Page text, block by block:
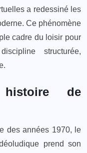
a redessiné les
Ce phénomène
cadre du loisir pour
structurée,
de
des années 1970, le
prend son